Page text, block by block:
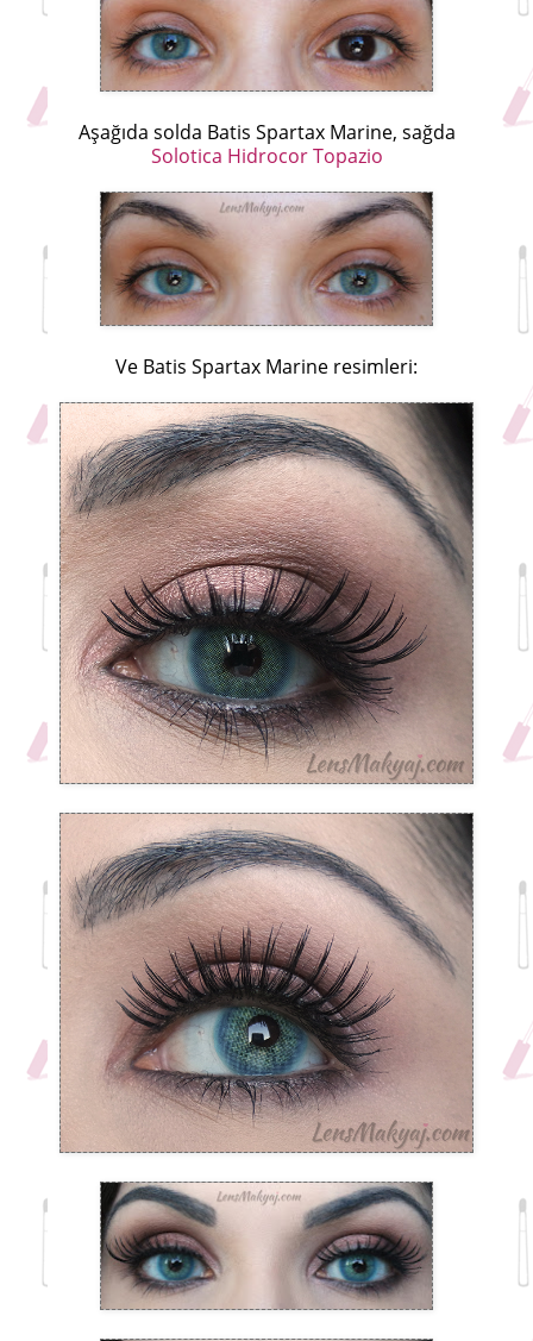
Aşağıda solda Batis Spartax Marine, sağda
Solotica Hidrocor Topazio
Ve Batis Spartax Marine resimleri: